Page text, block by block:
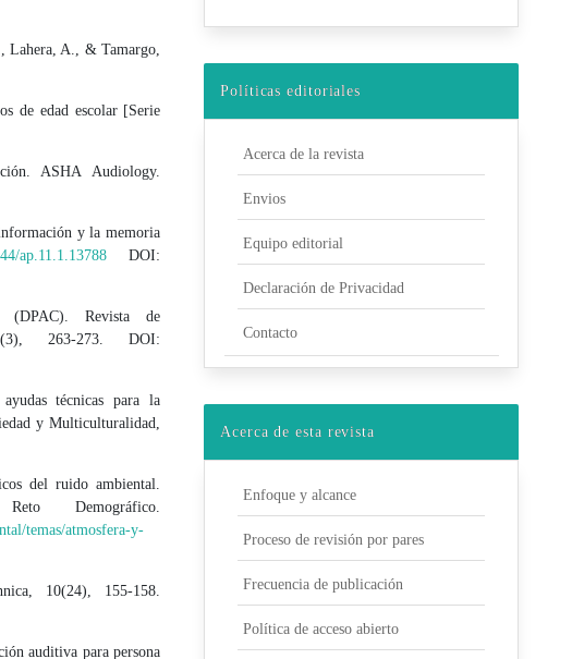
Lahera, A., & Tamargo,
de edad escolar [Serie
ASHA Audiology.
y la memoria
ap.11.1.13788 DOI:
(DPAC). Revista de
263-273. DOI:
técnicas para la
y Multiculturalidad,
del ruido ambiental.
Demográfico.
temas/atmosfera-y-
10(24), 155-158.
auditiva para persona
Políticas editoriales
Acerca de la revista
Envios
Equipo editorial
Declaración de Privacidad
Contacto
Acerca de esta revista
Enfoque y alcance
Proceso de revisión por pares
Frecuencia de publicación
Política de acceso abierto